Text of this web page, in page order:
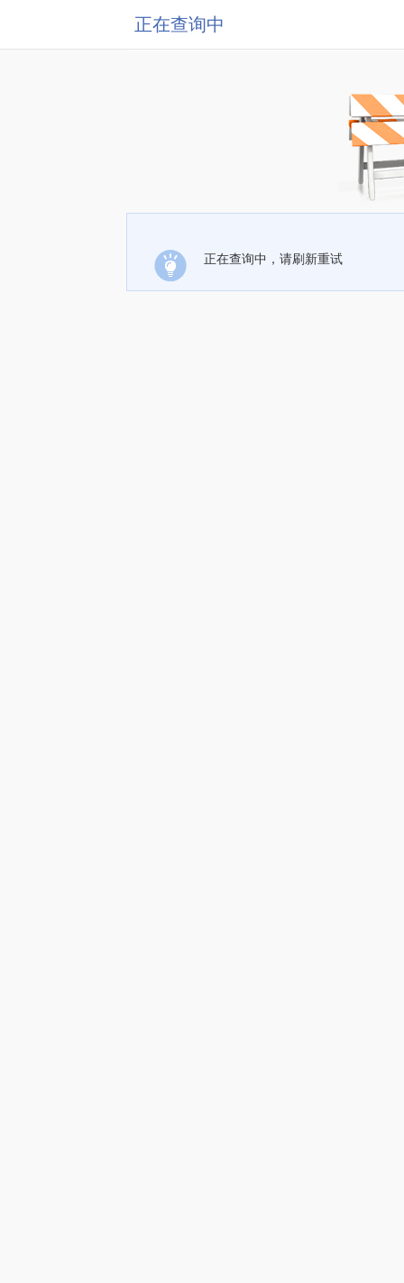
正在查询中
正在查询中，请刷新重试